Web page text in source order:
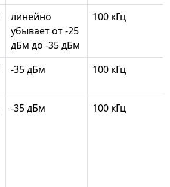
линейно
убывает от -25
дБм до -35 дБм
100 кГц
-35 дБм 100 кГц
-35 дБм 100 кГц